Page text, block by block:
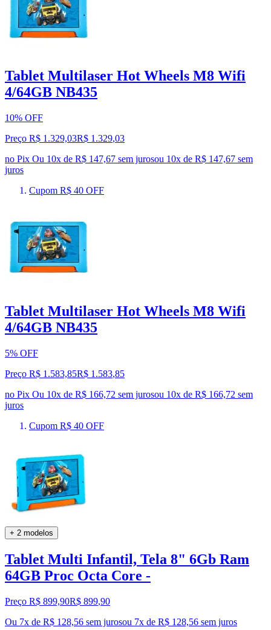
Tablet Multilaser Hot Wheels M8 Wifi
4/64GB NB435
10% OFF
Preço R$ 1.329,03R$ 1.329,03
no Pix Ou 10x de R$ 147,67 sem jurosou 10x de R$ 147,67 sem
juros
Cupom R$ 40 OFF
Tablet Multilaser Hot Wheels M8 Wifi
4/64GB NB435
5% OFF
Preço R$ 1.583,85R$ 1.583,85
no Pix Ou 10x de R$ 166,72 sem jurosou 10x de R$ 166,72 sem
juros
Cupom R$ 40 OFF
+ 2 modelos
Tablet Multi Infantil, Tela 8" 6Gb Ram
64GB Proc Octa Core -
Preço R$ 899,90R$ 899,90
Ou 7x de R$ 128,56 sem jurosou 7x de R$ 128,56 sem juros